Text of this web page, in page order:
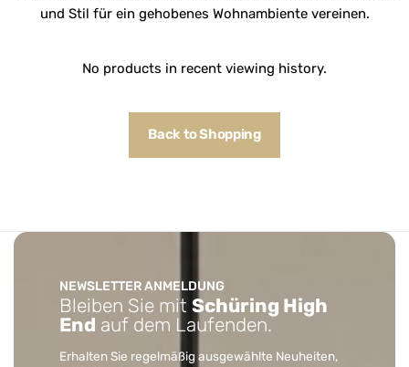
und Stil für ein gehobenes Wohnambiente vereinen.
No products in recent viewing history.
Back to Shopping
NEWSLETTER ANMELDUNG
Bleiben Sie mit Schüring High
End auf dem Laufenden.
Erhalten Sie regelmäßig ausgewählte Neuheiten,